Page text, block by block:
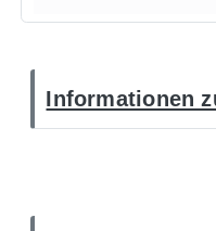
Informationen